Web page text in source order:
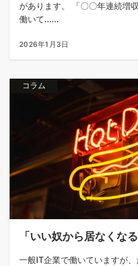
があります。 「〇〇年連続増
働いて......
2026年1月3日
コラム
「いい奴から居なくな
一般IT企業で働いていますが